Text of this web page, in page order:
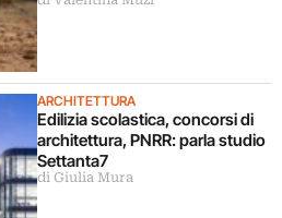
ARCHITETTURA
Edilizia scolastica, concorsi di
architettura, PNRR: parla studio
Settanta7
di Giulia Mura